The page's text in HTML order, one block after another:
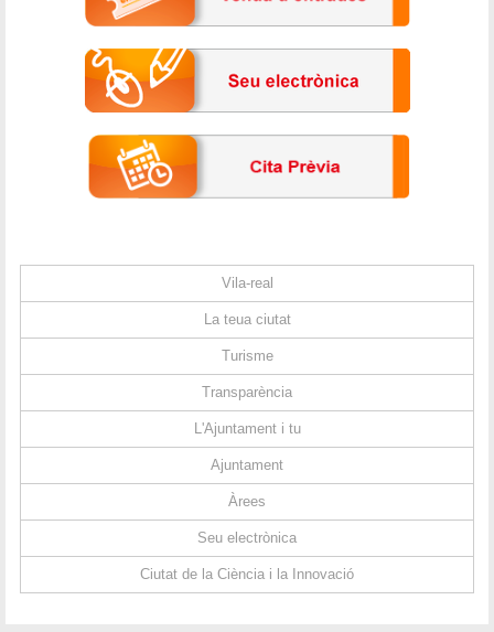
Vila-real
La teua ciutat
Turisme
Transparència
L'Ajuntament i tu
Ajuntament
Àrees
Seu electrònica
Ciutat de la Ciència i la Innovació